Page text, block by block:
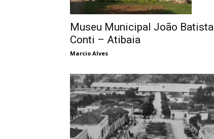
Museu Municipal João Batista
Conti – Atibaia
Marcio Alves